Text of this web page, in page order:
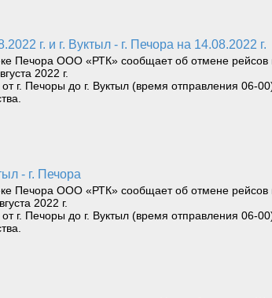
г. и г. Вуктыл - г. Печора на 14.08.2022 г.
Печора ООО «РТК» сообщает об отмене рейсов
2022 г.
г. Печоры до г. Вуктыл (время отправления 06-
- г. Печора
Печора ООО «РТК» сообщает об отмене рейсов
2022 г.
г. Печоры до г. Вуктыл (время отправления 06-